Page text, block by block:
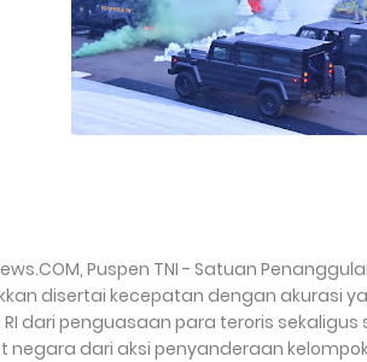
Puspen TNI - Satuan
disertai kecepatan dengan akurasi
RI dari penguasaan para teroris
negara dari aksi penyanderaan